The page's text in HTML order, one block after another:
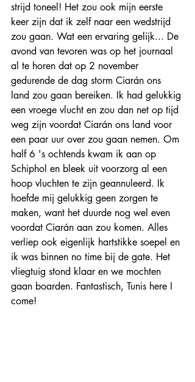
strijd toneel! Het zou ook mijn eerste
keer zijn dat ik zelf naar een wedstrijd
zou gaan. Wat een ervaring gelijk... De
avond van tevoren was op het journaal
al te horen dat op 2 november
gedurende de dag storm Ciarán ons
land zou gaan bereiken. Ik had gelukkig
een vroege vlucht en zou dan net op tijd
weg zijn voordat Ciarán ons land voor
een paar uur over zou gaan nemen. Om
half 6 's ochtends kwam ik aan op
Schiphol en bleek uit voorzorg al een
hoop vluchten te zijn geannuleerd. Ik
hoefde mij gelukkig geen zorgen te
maken, want het duurde nog wel even
voordat Ciarán aan zou komen. Alles
verliep ook eigenlijk hartstikke soepel en
ik was binnen no time bij de gate. Het
vliegtuig stond klaar en we mochten
gaan boarden. Fantastisch, Tunis here I
come!